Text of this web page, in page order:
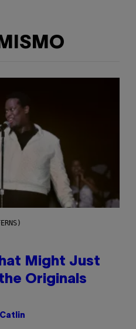
Might Just
Originals